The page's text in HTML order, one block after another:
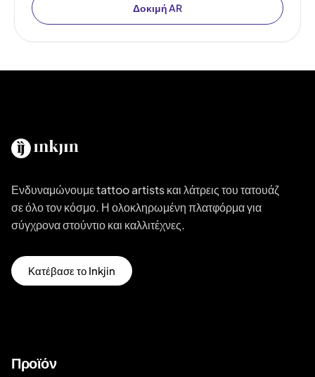
Δοκιμή AR
Ενδυναμώνουμε tattoo artists και λάτρεις του τατουάζ
σε όλο τον κόσμο. Η ολοκληρωμένη πλατφόρμα για
σύγχρονα στούντιο και καλλιτέχνες.
Κατέβασε το Inkjin
Προϊόν